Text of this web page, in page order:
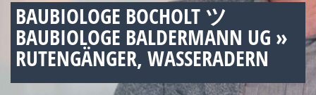
BAUBIOLOGE BOCHOLT ツ
BAUBIOLOGE BALDERMANN UG »
RUTENGÄNGER, WASSERADERN